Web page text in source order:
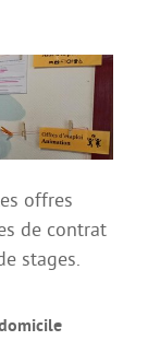
offres
de contrat
stages.